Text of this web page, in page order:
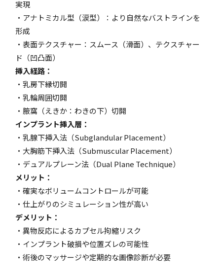
実現
・アナトミカル型（涙型）：より自然なバストラインを
形成
・表面テクスチャー：スムース（滑面）、テクスチャー
ド（凹凸面）
挿入経路：
・乳房下縁切開
・乳輪周囲切開
・腋窩（えきか：わきの下）切開
インプラント挿入層：
・乳腺下挿入法（Subglandular Placement）
・大胸筋下挿入法（Submuscular Placement）
・デュアルプレーン法（Dual Plane Technique）
メリット：
・確実なボリュームコントロールが可能
・仕上がりのシミュレーション性が高い
デメリット：
・異物反応によるカプセル拘縮リスク
・インプラント破損や位置ズレの可能性
・術後のマッサージや定期的な画像診断が必要